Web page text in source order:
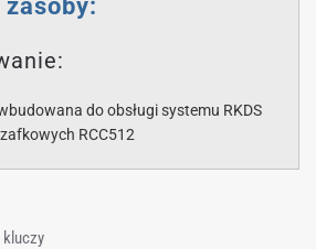
kluczy
do obsługi systemu RKDS
RCC512